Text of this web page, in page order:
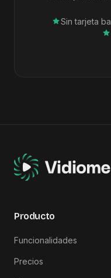
Sin tarjeta
Producto
Funcionalidades
Precios